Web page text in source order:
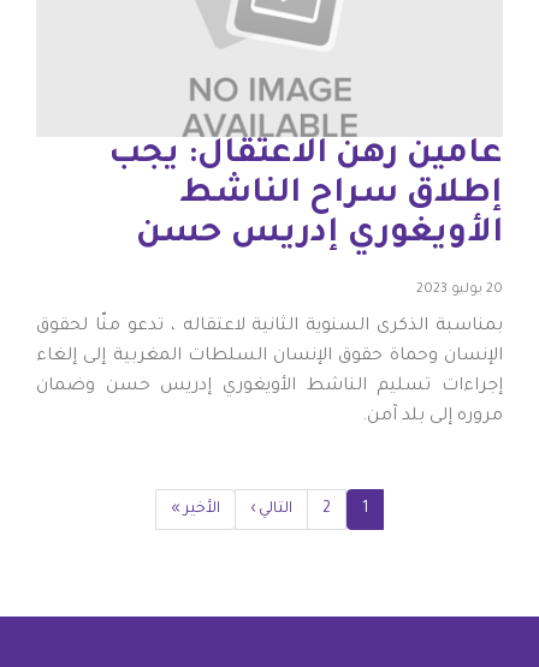
عامين رهن الاعتقال: يجب
إطلاق سراح الناشط
الأويغوري إدريس حسن
20 يوليو 2023
بمناسبة الذكرى السنوية الثانية لاعتقاله ، تدعو منّا لحقوق
الإنسان وحماة حقوق الإنسان السلطات المغربية إلى إلغاء
إجراءات تسليم الناشط الأويغوري إدريس حسن وضمان
مروره إلى بلد آمن.
Current
page
1 الصفحة
2
Next
page
التالي ›
Last
page
الأخير »